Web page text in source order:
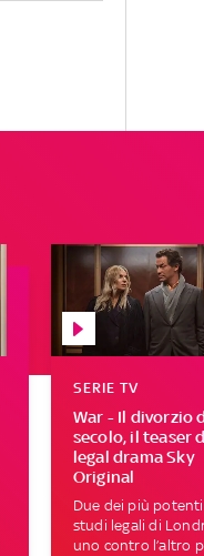
War - Il divorzio
secolo, il teaser
legal drama Sky
Original
SERIE TV
Due dei più potenti
studi legali di
uno contro l’altro